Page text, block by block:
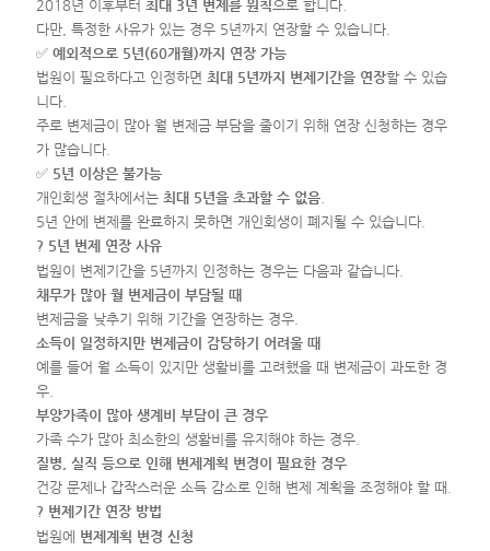
2018년 이후부터최대 3년 변제를 원칙으로 합니다.
다만, 특정한 사유가 있는 경우 5년까지 연장할 수 있습니다.
✅예외적으로 5년(60개월)까지 연장 가능
법원이 필요하다고 인정하면최대 5년까지 변제기간을 연장할 수 있습
니다.
주로 변제금이 많아 월 변제금 부담을 줄이기 위해 연장 신청하는 경우
가 많습니다.
✅ 5년 이상은 불가능
개인회생 절차에서는최대 5년을 초과할 수 없음
5년 안에 변제를 완료하지 못하면 개인회생이 폐지될 수 있습니다.
? 5년 변제 연장 사유
법원이 변제기간을 5년까지 인정하는 경우는 다음과 같습니다.
채무가 많아 월 변제금이 부담될 때
변제금을 낮추기 위해 기간을 연장하는 경우.
소득이 일정하지만 변제금이 감당하기 어려울 때
예를 들어 월 소득이 있지만 생활비를 고려했을 때 변제금이 과도한 경
우.
부양가족이 많아 생계비 부담이 큰 경우
가족 수가 많아 최소한의 생활비를 유지해야 하는 경우.
질병, 실직 등으로 인해 변제계획 변경이 필요한 경우
건강 문제나 갑작스러운 소득 감소로 인해 변제 계획을 조정해야 할 때.
? 변제기간 연장 방법
법원에 변제계획 변경 신청